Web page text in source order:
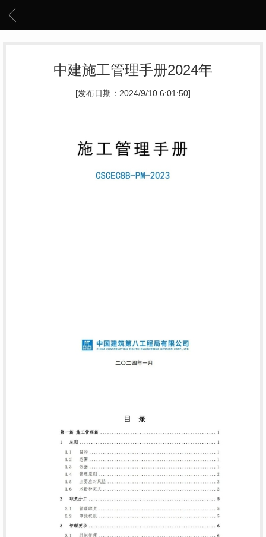
中建施工管理手册2024年
[发布日期：2024/9/10 6:01:50]